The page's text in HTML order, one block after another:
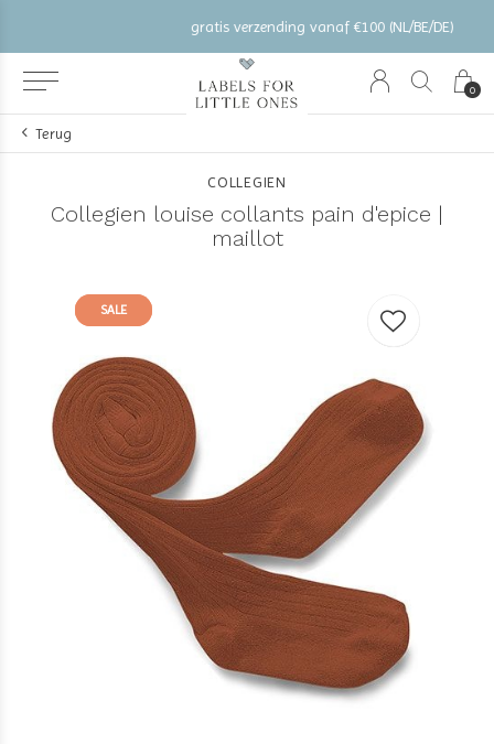
0
gratis verzending vanaf €100 (NL/BE/DE)
Terug
COLLEGIEN
Collegien louise collants pain d'epice |
maillot
SALE
SALE